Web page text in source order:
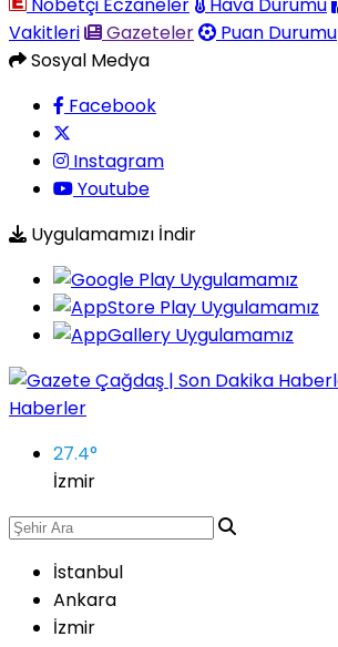
Vakitleri
Gazeteler
Puan Durumu
Sosyal Medya
Facebook
Instagram
Youtube
Uygulamamızı İndir
27.4°
İzmir
İstanbul
Ankara
İzmir